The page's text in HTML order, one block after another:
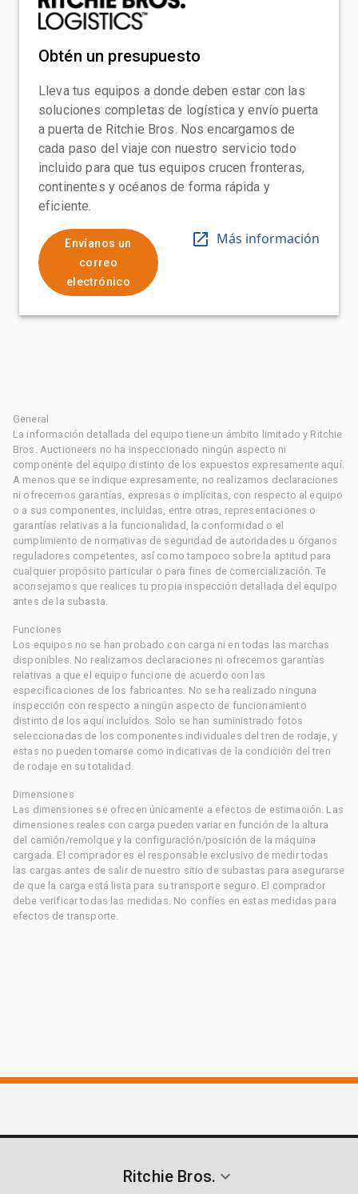
Obtén un presupuesto
Lleva tus equipos a donde deben estar con las
soluciones completas de logística y envío puerta
a puerta de Ritchie Bros. Nos encargamos de
cada paso del viaje con nuestro servicio todo
incluido para que tus equipos crucen fronteras,
continentes y océanos de forma rápida y
eficiente.
Envíanos un
correo
electrónico
Más información
General
La información detallada del equipo tiene un ámbito limitado y Ritchie
Bros. Auctioneers no ha inspeccionado ningún aspecto ni
componente del equipo distinto de los expuestos expresamente aquí.
A menos que se indique expresamente, no realizamos declaraciones
ni ofrecemos garantías, expresas o implícitas, con respecto al equipo
o a sus componentes, incluidas, entre otras, representaciones o
garantías relativas a la funcionalidad, la conformidad o el
cumplimiento de normativas de seguridad de autoridades u órganos
reguladores competentes, así como tampoco sobre la aptitud para
cualquier propósito particular o para fines de comercialización. Te
aconsejamos que realices tu propia inspección detallada del equipo
antes de la subasta.
Funciones
Los equipos no se han probado con carga ni en todas las marchas
disponibles. No realizamos declaraciones ni ofrecemos garantías
relativas a que el equipo funcione de acuerdo con las
especificaciones de los fabricantes. No se ha realizado ninguna
inspección con respecto a ningún aspecto de funcionamiento
distinto de los aquí incluidos. Solo se han suministrado fotos
seleccionadas de los componentes individuales del tren de rodaje, y
estas no pueden tomarse como indicativas de la condición del tren
de rodaje en su totalidad.
Dimensiones
Las dimensiones se ofrecen únicamente a efectos de estimación. Las
dimensiones reales con carga pueden variar en función de la altura
del camión/remolque y la configuración/posición de la máquina
cargada. El comprador es el responsable exclusivo de medir todas
las cargas antes de salir de nuestro sitio de subastas para asegurarse
de que la carga está lista para su transporte seguro. El comprador
debe verificar todas las medidas. No confíes en estas medidas para
efectos de transporte.
Ritchie Bros.